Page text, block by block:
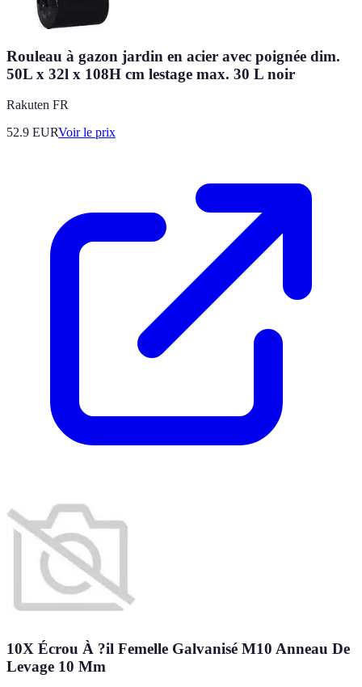
Rouleau à gazon jardin en acier avec poignée dim.
50L x 32l x 108H cm lestage max. 30 L noir
Rakuten FR
52.9 EURVoir le prix
10X Écrou À ?il Femelle Galvanisé M10 Anneau De
Levage 10 Mm